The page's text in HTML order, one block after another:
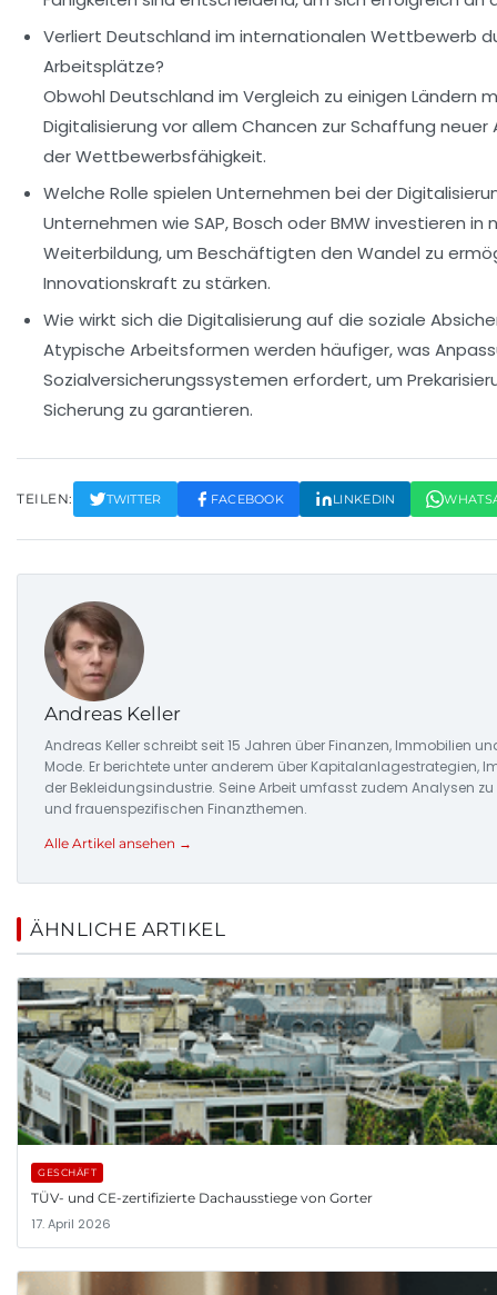
Verliert Deutschland im internationalen Wettbewerb
Arbeitsplätze?
Obwohl Deutschland im Vergleich zu einigen
Digitalisierung vor allem Chancen zur Schaffung neuer
der Wettbewerbsfähigkeit.
Welche Rolle spielen Unternehmen bei der
Unternehmen wie SAP, Bosch oder BMW investieren in
Weiterbildung, um Beschäftigten den Wandel zu
Innovationskraft zu stärken.
Wie wirkt sich die Digitalisierung auf die soziale
Atypische Arbeitsformen werden häufiger, was
Sozialversicherungssystemen erfordert, um
Sicherung zu garantieren.
TEILEN: TWITTER FACEBOOK LINKEDIN
Andreas Keller
Andreas Keller schreibt seit 15 Jahren über Finanzen, Immobilien
Mode. Er berichtete unter anderem über Kapitalanlagestrategien,
der Bekleidungsindustrie. Seine Arbeit umfasst zudem Analysen
und frauenspezifischen Finanzthemen.
Alle Artikel ansehen →
ÄHNLICHE ARTIKEL
GESCHÄFT
TÜV- und CE-zertifizierte Dachausstiege von Gorter
17. April 2026